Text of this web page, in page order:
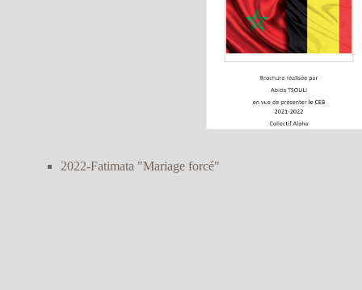
2022-Fatimata "Mariage forcé"